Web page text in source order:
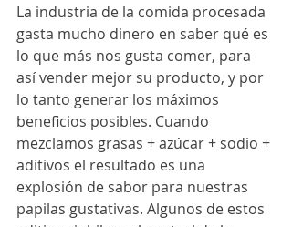
La industria de la comida procesada
gasta mucho dinero en saber qué es
lo que más nos gusta comer, para
así vender mejor su producto, y por
lo tanto generar los máximos
beneficios posibles. Cuando
mezclamos grasas + azúcar + sodio +
aditivos el resultado es una
explosión de sabor para nuestras
papilas gustativas. Algunos de estos